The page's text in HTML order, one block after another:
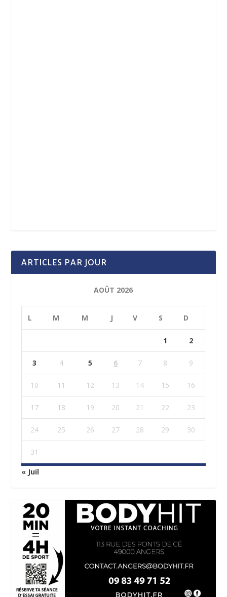
ARTICLES PAR JOUR
AOÛT 2026
L M M J V S D
1 2
3 4 5 6 7 8 9
10 11 12 13 14 15 16
17 18 19 20 21 22 23
24 25 26 27 28 29 30
31
« Juil